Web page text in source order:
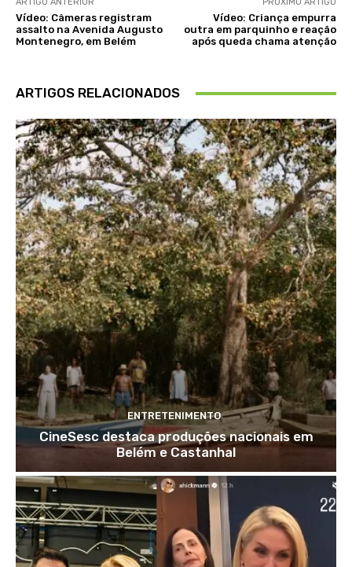
Vídeo: Câmeras registram
assalto na Avenida Augusto
Montenegro, em Belém
Vídeo: Criança empurra
outra em parquinho e reação
após queda chama atenção
ARTIGOS RELACIONADOS
ENTRETENIMENTO
CineSesc destaca produções nacionais em
Belém e Castanhal